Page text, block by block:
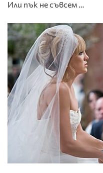
Или пък не съвсем …